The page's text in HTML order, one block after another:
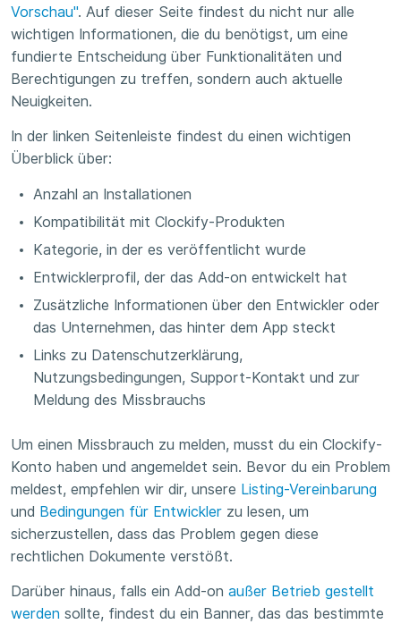
Vorschau". Auf dieser Seite findest du nicht nur alle
wichtigen Informationen, die du benötigst, um eine
fundierte Entscheidung über Funktionalitäten und
Berechtigungen zu treffen, sondern auch aktuelle
Neuigkeiten.
In der linken Seitenleiste findest du einen wichtigen
Überblick über:
Anzahl an Installationen
Kompatibilität mit Clockify-Produkten
Kategorie, in der es veröffentlicht wurde
Entwicklerprofil, der das Add-on entwickelt hat
Zusätzliche Informationen über den Entwickler oder
das Unternehmen, das hinter dem App steckt
Links zu Datenschutzerklärung,
Nutzungsbedingungen, Support-Kontakt und zur
Meldung des Missbrauchs
Um einen Missbrauch zu melden, musst du ein Clockify-
Konto haben und angemeldet sein. Bevor du ein Problem
meldest, empfehlen wir dir, unsere Listing-Vereinbarung
und Bedingungen für Entwickler zu lesen, um
sicherzustellen, dass das Problem gegen diese
rechtlichen Dokumente verstößt.
Darüber hinaus, falls ein Add-on außer Betrieb gestellt
werden sollte, findest du ein Banner, das das bestimmte